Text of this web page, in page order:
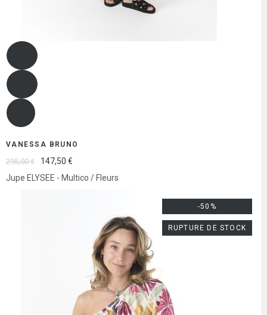
VANESSA BRUNO
Jupe ELYSEE - Multico / Fleurs
295,00 € 147,50 €
-50%
RUPTURE DE STOCK